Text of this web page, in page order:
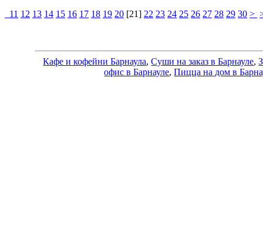
11 12 13 14 15 16 17 18 19 20 [21] 22 23 24 25 26 27 28 29 30 >
Кафе и кофейни Барнаула,Суши на заказ в Барнауле,
офис в Барнауле,Пицца на дом в